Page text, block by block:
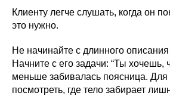
Клиенту легче слушать, когда он
это нужно.
Не начинайте с длинного
Начните с его задачи: “Ты хочешь,
меньше забивалась поясница. Для
посмотреть, где тело забирает